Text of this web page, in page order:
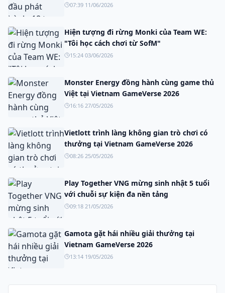
07:39 11/06/2026
Hiện tượng đi rừng Monki của Team WE:
"Tôi học cách chơi từ SofM"
15:24 03/06/2026
Monster Energy đồng hành cùng game thủ
Việt tại Vietnam GameVerse 2026
16:16 27/05/2026
Vietlott trình làng không gian trò chơi có
thưởng tại Vietnam GameVerse 2026
08:26 25/05/2026
Play Together VNG mừng sinh nhật 5 tuổi
với chuỗi sự kiện đa nền tảng
09:18 21/05/2026
Gamota gặt hái nhiều giải thưởng tại
Vietnam GameVerse 2026
13:14 19/05/2026